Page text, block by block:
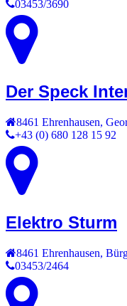
03453/3690
Der Speck
8461 Ehrenhausen
+43 (0) 680 128 15 92
Elektro Sturm
8461 Ehrenhausen
03453/2464